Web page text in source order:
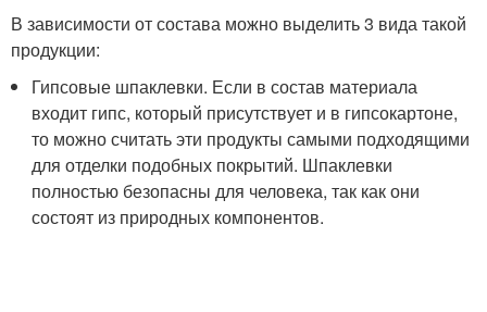
В зависимости от состава можно выделить 3 вида такой
продукции:
Гипсовые шпаклевки. Если в состав материала
входит гипс, который присутствует и в гипсокартоне,
то можно считать эти продукты самыми подходящими
для отделки подобных покрытий. Шпаклевки
полностью безопасны для человека, так как они
состоят из природных компонентов.